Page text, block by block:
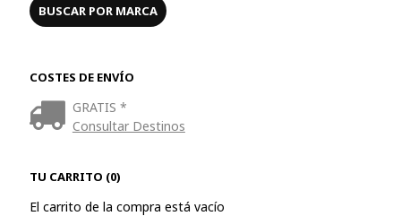
COSTES DE ENVÍO
GRATIS *
Consultar Destinos
TU CARRITO (0)
El carrito de la compra está vacío